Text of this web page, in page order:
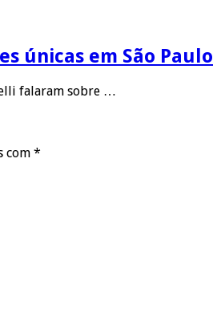
únicas em São Paulo
falaram sobre …
com *